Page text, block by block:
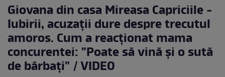
Giovana din casa Mireasa Capriciile -
Iubirii, acuzații dure despre trecutul
amoros. Cum a reacționat mama
concurentei: "Poate să vină și o sută
de bărbați" / VIDEO